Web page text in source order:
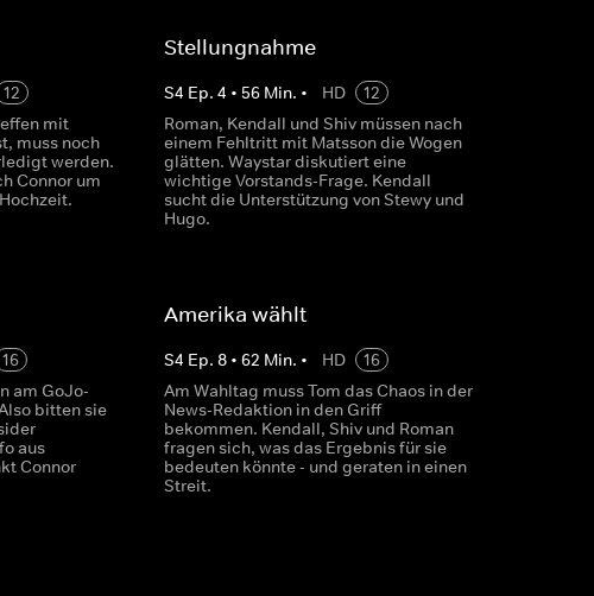
12
mit
muss noch
werden.
Connor um
Stellungnahme
S4 Ep. 4 • 56Min. • HD
12
Roman, Kendall und Shiv müssen nach
einem Fehltritt mit Matsson die Wogen
glätten. Waystar diskutiert eine
wichtige Vorstands-Frage. Kendall
sucht die Unterstützung von Stewy und
Hugo.
16
am GoJo-
bitten sie
aus
Connor
Amerika wählt
S4 Ep. 8• 62 Min. • HD
16
Am Wahltag muss Tom das Chaos in der
News-Redaktion in den Griff
bekommen. Kendall, Shiv und Roman
fragen sich, was das Ergebnis für sie
bedeuten könnte - und geraten in einen
Streit.